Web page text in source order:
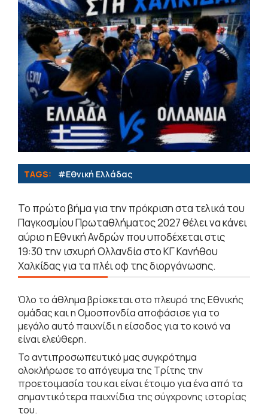
TAGS: #Εθνική Ελλάδας
Το πρώτο βήμα για την πρόκριση στα τελικά του
Παγκοσμίου Πρωταθλήματος 2027 θέλει να κάνει
αύριο η Εθνική Ανδρών που υποδέχεται στις
19:30 την ισχυρή Ολλανδία στο ΚΓ Κανήθου
Χαλκίδας για τα πλέι οφ της διοργάνωσης.
Όλο το άθλημα βρίσκεται στο πλευρό της Εθνικής
ομάδας και η Ομοσπονδία αποφάσισε για το
μεγάλο αυτό παιχνίδι η είσοδος για το κοινό να
είναι ελεύθερη.
Το αντιπροσωπευτικό μας συγκρότημα
ολοκλήρωσε το απόγευμα της Τρίτης την
προετοιμασία του και είναι έτοιμο για ένα από τα
σημαντικότερα παιχνίδια της σύγχρονης ιστορίας
του.